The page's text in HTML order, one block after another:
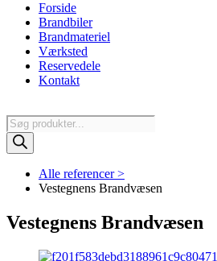
Forside
Brandbiler
Brandmateriel
Værksted
Reservedele
Kontakt
Products
search
Alle referencer >
Vestegnens Brandvæsen
Vestegnens Brandvæsen